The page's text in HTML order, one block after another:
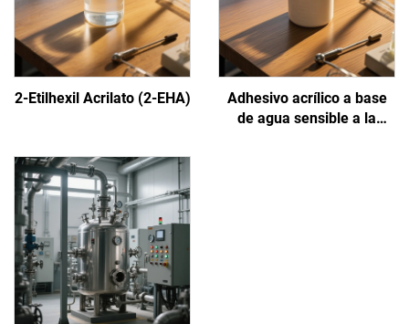
2-Etilhexil Acrilato (2-EHA)
Adhesivo acrílico a base
de agua sensible a la